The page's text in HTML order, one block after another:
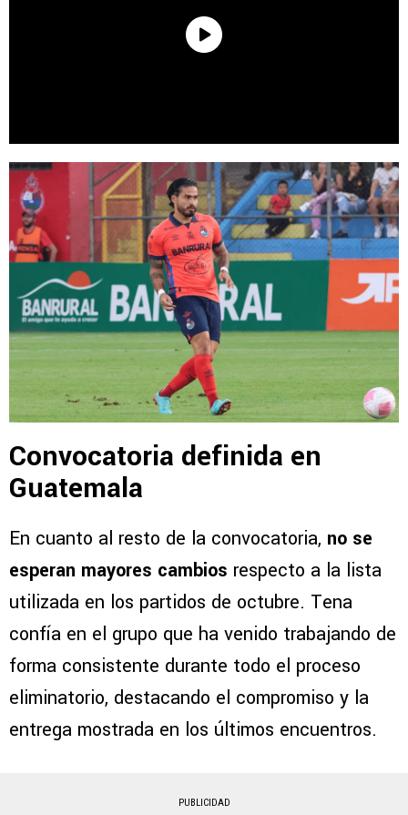
Convocatoria definida en
Guatemala
En cuanto al resto de la convocatoria, no se
esperan mayores cambios respecto a la lista
utilizada en los partidos de octubre. Tena
confía en el grupo que ha venido trabajando de
forma consistente durante todo el proceso
eliminatorio, destacando el compromiso y la
entrega mostrada en los últimos encuentros.
PUBLICIDAD